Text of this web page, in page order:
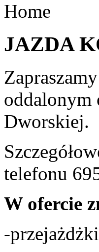
Home
JAZDA
oddalonym
Dworskiej.
telefonu
W ofercie
-